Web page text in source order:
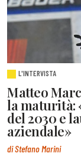
L'INTERVISTA
Matteo
la maturità:
del 2030 e
aziendale»
di Stefano Marini